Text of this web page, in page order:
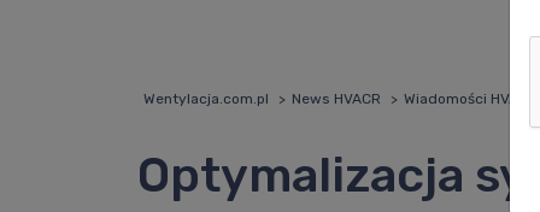
Wentylacja.com.pl News HVACR Wiadomości HVACR
Optymalizacja